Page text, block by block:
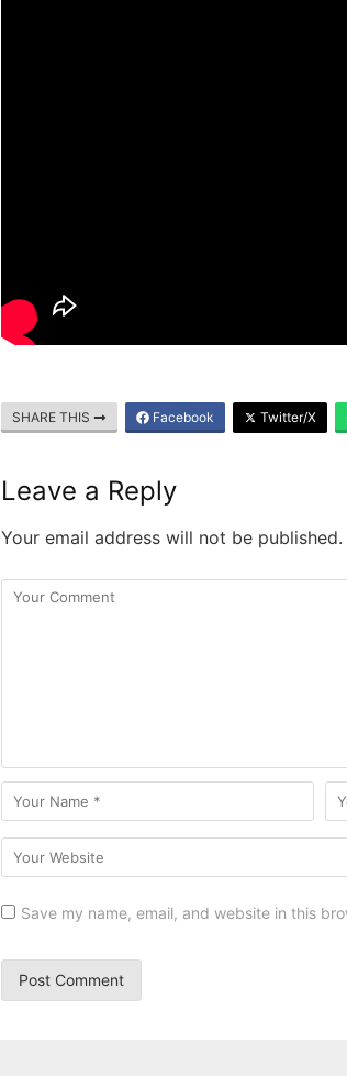
SHARE THIS Facebook Twitter/X
Leave a Reply
Your email address will not be published.
Save my name, email, and website in this